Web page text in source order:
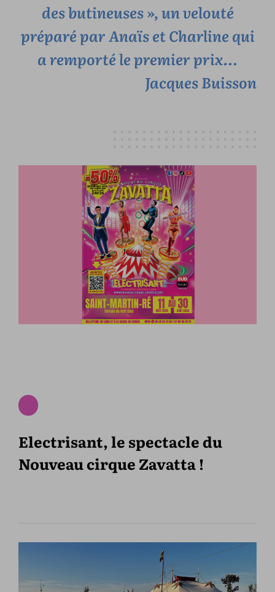
des butineuses », un velouté
préparé par Anaïs et Charline qui
a remporté le premier prix…
Jacques Buisson
Electrisant, le spectacle du
Nouveau cirque Zavatta !